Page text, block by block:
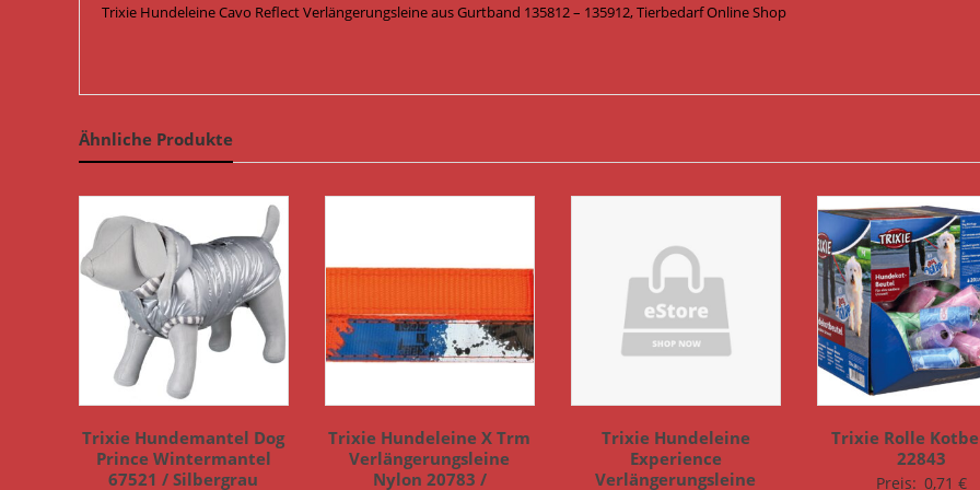
Trixie Hundeleine Cavo Reflect Verlängerungsleine aus Gurtband 135812 – 135912, Tierbedarf Online Shop
Ähnliche Produkte
Trixie Hundemantel Dog
Prince Wintermantel
67521 / Silbergrau
Trixie Hundeleine X Trm
Verlängerungsleine
Nylon 20783 /
Trixie Hundeleine
Experience
Verlängerungsleine
Trixie Rolle
22843
Preis: 0,71€